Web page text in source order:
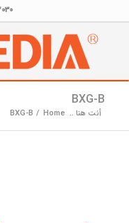
BXG-B
أنت هنا .. Home
/
BXG-B